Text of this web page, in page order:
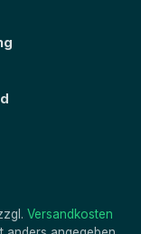
Versandkosten